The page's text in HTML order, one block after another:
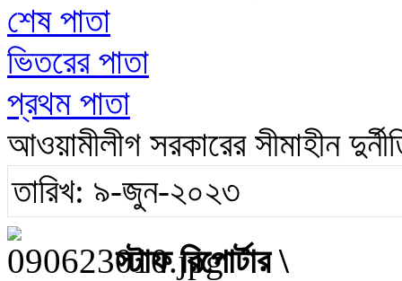
শেষ পাতা
ভিতরের পাতা
প্রথম পাতা
আওয়ামীলীগ সরকারের সীমাহীন
তারিখ: ৯-জুন-২০২৩
স্টাফ রিপোর্টার \